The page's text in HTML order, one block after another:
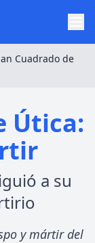
Cuadrado de
Útica:
a su
y mártir del